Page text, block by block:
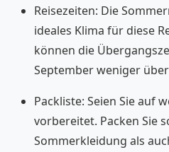
Reisezeiten: Die
ideales Klima für diese
können die
September weniger
Packliste: Seien Sie auf
vorbereitet. Packen Sie
Sommerkleidung als